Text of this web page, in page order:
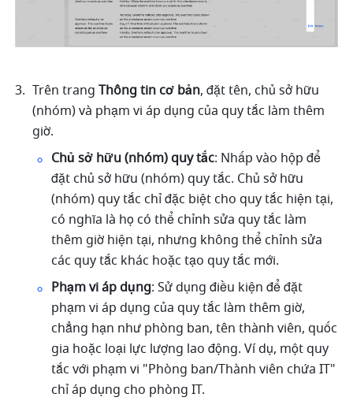
Trên trang Thông tin cơ bản, đặt tên, chủ sở hữu
(nhóm) và phạm vi áp dụng của quy tắc làm thêm
giờ.
Chủ sở hữu (nhóm) quy tắc: Nhấp vào hộp để
đặt chủ sở hữu (nhóm) quy tắc. Chủ sở hữu
(nhóm) quy tắc chỉ đặc biệt cho quy tắc hiện tại,
có nghĩa là họ có thể chỉnh sửa quy tắc làm
thêm giờ hiện tại, nhưng không thể chỉnh sửa
các quy tắc khác hoặc tạo quy tắc mới.
Phạm vi áp dụng: Sử dụng điều kiện để đặt
phạm vi áp dụng của quy tắc làm thêm giờ,
chẳng hạn như phòng ban, tên thành viên, quốc
gia hoặc loại lực lượng lao động. Ví dụ, một quy
tắc với phạm vi "Phòng ban/Thành viên chứa IT"
chỉ áp dụng cho phòng IT.